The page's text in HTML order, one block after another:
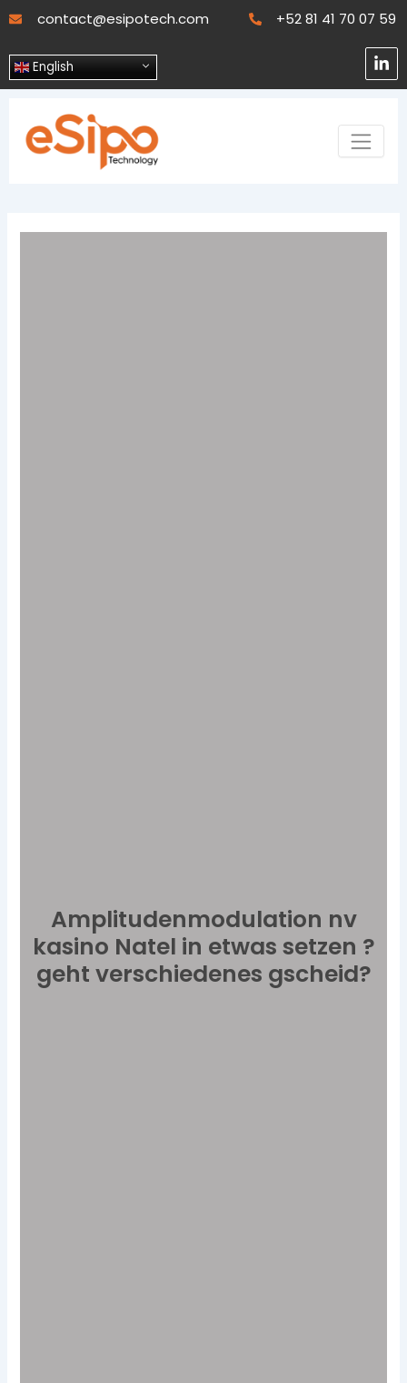
to
contact@esipotech.com +52 81 41 70 07 59
English
L
i
n
e
i
Amplitudenmodulation nv
kasino Natel in etwas setzen ?
geht verschiedenes gscheid?